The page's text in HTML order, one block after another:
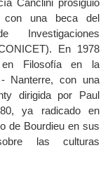
Canclini prosiguió
una beca del
Investigaciones
En 1978
en Filosofía en la
Nanterre, con una
dirigida por Paul
ya radicado en
de Bourdieu en sus
las culturas